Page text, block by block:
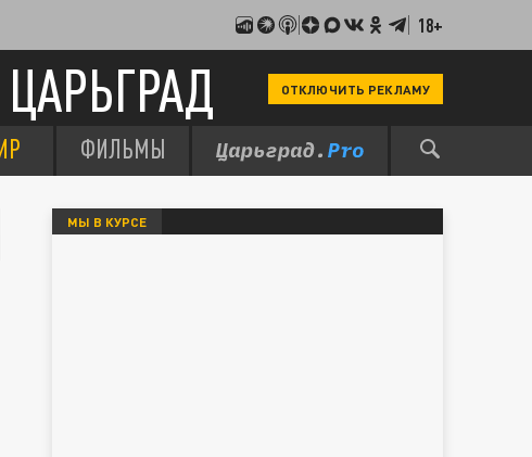
18+
ЦАРЬГРАД ОТКЛЮЧИТЬ РЕКЛАМУ
ФИЛЬМЫ
МЫ В КУРСЕ